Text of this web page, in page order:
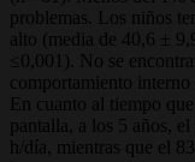
problemas. Los niños
alto (media de 40,6 ±
≤0,001). No se
comportamiento interno
En cuanto al tiempo
pantalla, a los 5 años,
h/día, mientras que el